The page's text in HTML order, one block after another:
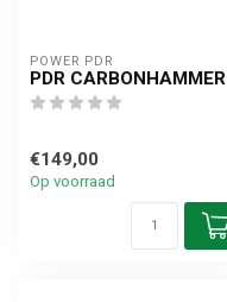
POWER PDR
PDR CARBONHAMMER
€149,00
Op voorraad